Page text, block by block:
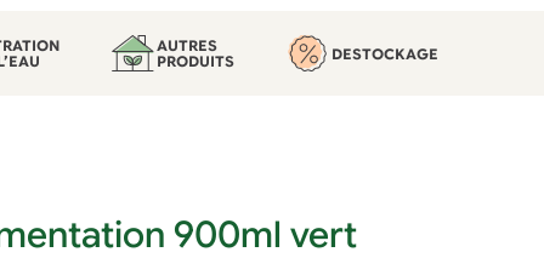
n
AUTRES
PRODUITS
DESTOCKAGE
900ml vert